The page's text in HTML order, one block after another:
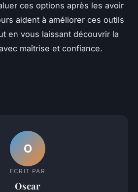
ces options après les avoir
aident à améliorer ces outils
en vous laissant découvrir la
maîtrise et confiance.
O
ECRIT PAR
Oscar